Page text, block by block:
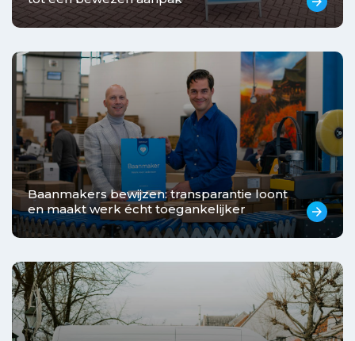
Baanmakers bewijzen: transparantie loont
en maakt werk écht toegankelijker
arrow_forward